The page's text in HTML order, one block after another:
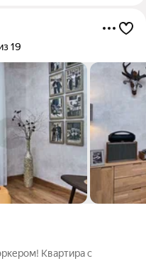
19
Квартира с